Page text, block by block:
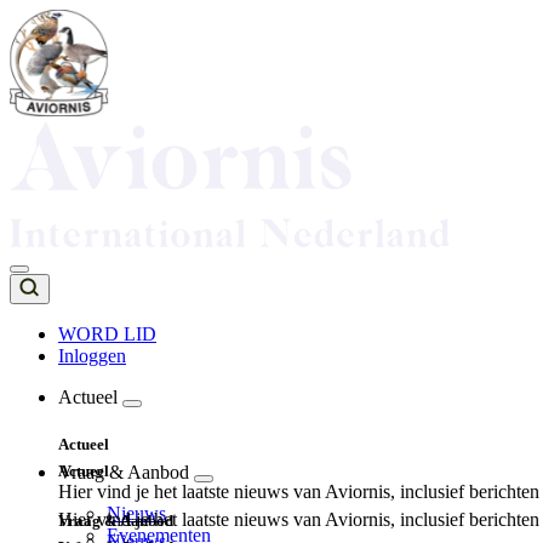
Overslaan
en
naar
de
inhoud
Top
navigation
WORD LID
Inloggen
navigation
Actueel
Actueel
Hier vind je het laatste nieuws van Aviornis, inclusief
Nieuws
Evenementen
Actueel
Hier vind je het laatste nieuws van Aviornis, inclusief
Vraag & Aanbod
Vraag & Aanbod